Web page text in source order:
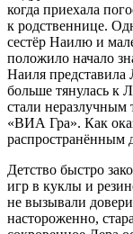
когда приехала
к родственнице.
сестëр Наилю и
положило начало
Наиля
больше тянулась к
стали
«ВИА Гра». Как
распространëнным
Детство быстро
игр в куклы и
не вызывали
настороженно,